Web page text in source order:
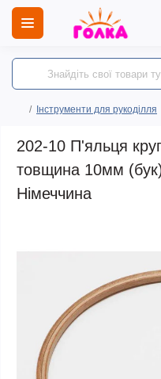
Інструменти для рукоділля
202-10 П'яльця
товщина 10мм
Німеччина